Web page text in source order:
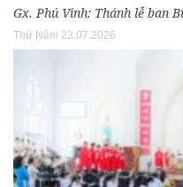
Gx. Phú Vinh: Thánh lễ ban
Thứ Năm 23.07.2026